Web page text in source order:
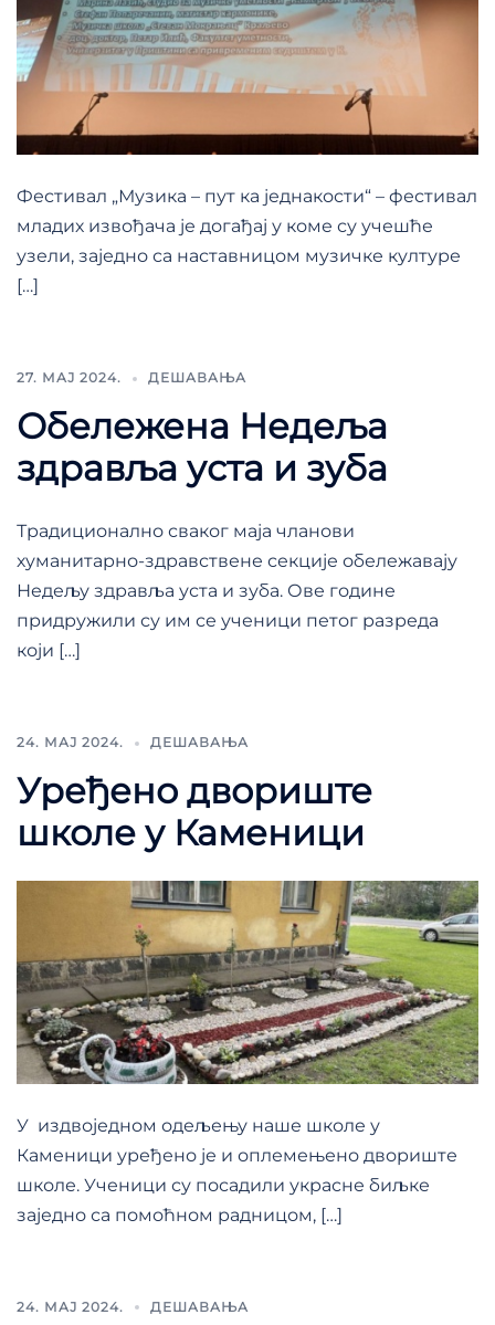
Фестивал „Музика – пут ка једнакости“ – фестивал
младих извођача је догађај у коме су учешће
узели, заједно са наставницом музичке културе
[…]
27. МАЈ 2024. ДЕШАВАЊА
Обележена Недеља
здравља уста и зуба
Традиционално сваког маја чланови
хуманитарно-здравствене секције обележавају
Недељу здравља уста и зуба. Ове године
придружили су им се ученици петог разреда
који […]
24. МАЈ 2024. ДЕШАВАЊА
Уређено двориште
школе у Каменици
У издвоједном одељењу наше школе у
Каменици уређено је и оплемењено двориште
школе. Ученици су посадили украсне биљке
заједно са помоћном радницом, […]
24. МАЈ 2024. ДЕШАВАЊА